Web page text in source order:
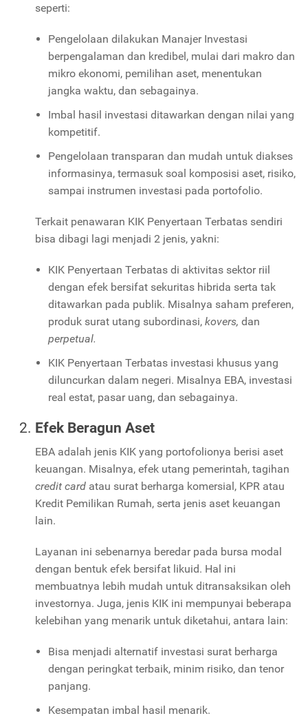
seperti:
Pengelolaan dilakukan Manajer Investasi
berpengalaman dan kredibel, mulai dari makro dan
mikro ekonomi, pemilihan aset, menentukan
jangka waktu, dan sebagainya.
Imbal hasil investasi ditawarkan dengan nilai yang
kompetitif.
Pengelolaan transparan dan mudah untuk diakses
informasinya, termasuk soal komposisi aset, risiko,
sampai instrumen investasi pada portofolio.
Terkait penawaran KIK Penyertaan Terbatas sendiri
bisa dibagi lagi menjadi 2 jenis, yakni:
KIK Penyertaan Terbatas di aktivitas sektor riil
dengan efek bersifat sekuritas hibrida serta tak
ditawarkan pada publik. Misalnya saham preferen,
produk surat utang subordinasi,kovers,dan
perpetual.
KIK Penyertaan Terbatas investasi khusus yang
diluncurkan dalam negeri. Misalnya EBA, investasi
real estat, pasar uang, dan sebagainya.
Efek Beragun Aset
EBA adalah jenis KIK yang portofolionya berisi aset
keuangan. Misalnya, efek utang pemerintah, tagihan
credit card atau surat berharga komersial, KPR atau
Kredit Pemilikan Rumah, serta jenis aset keuangan
lain.
Layanan ini sebenarnya beredar pada bursa modal
dengan bentuk efek bersifat likuid. Hal ini
membuatnya lebih mudah untuk ditransaksikan oleh
investornya. Juga, jenis KIK ini mempunyai beberapa
kelebihan yang menarik untuk diketahui, antara lain:
Bisa menjadi alternatif investasi surat berharga
dengan peringkat terbaik, minim risiko, dan tenor
panjang.
Kesempatan imbal hasil menarik.